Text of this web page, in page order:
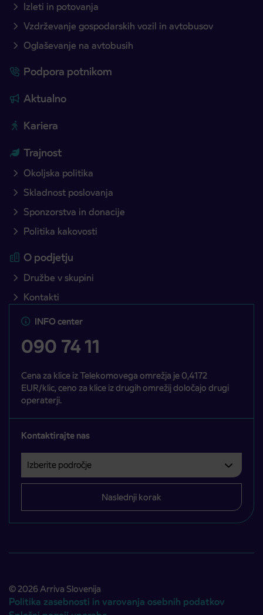
Izleti in potovanja
Vzdrževanje gospodarskih vozil in avtobusov
Oglaševanje na avtobusih
Podpora potnikom
Aktualno
Kariera
Trajnost
Okoljska politika
Skladnost poslovanja
Sponzorstva in donacije
Politika kakovosti
O podjetju
Družbe v skupini
Kontakti
INFO center
090 74 11
Cena za klice iz Telekomovega omrežja je 0,4172
EUR/klic, ceno za klice iz drugih omrežij določajo drugi
operaterji.
Kontaktirajte nas
Izberite področje
Področje je obvezno izbrati.
Naslednji korak
© 2026 Arriva Slovenija
Politika zasebnosti in varovanja osebnih podatkov